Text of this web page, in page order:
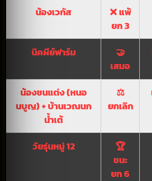
น้องเวกัส
❌ แพ้
ยก 3
นิคผีย์ฟาร์ม
🤝
เสมอ
น้องชนแต่ง (หนอ
นบูญ) + บ้านเวณนก
น้ำเต้
⚖️
ยกเลิก
วัยรุ่นหมู่ 12
🏆
ชนะ
ยก 6